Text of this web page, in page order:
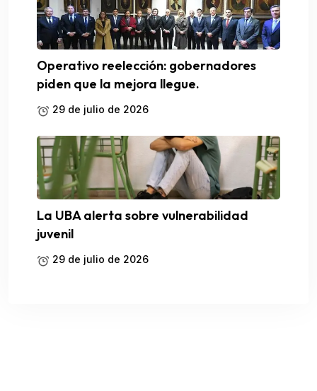
Operativo reelección: gobernadores
piden que la mejora llegue.
29 de julio de 2026
La UBA alerta sobre vulnerabilidad
juvenil
29 de julio de 2026